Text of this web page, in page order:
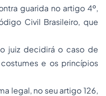
guarida no artigo 4º,
Civil Brasileiro, que
juiz decidirá o caso de
e os princípios
legal, no seu artigo 126,